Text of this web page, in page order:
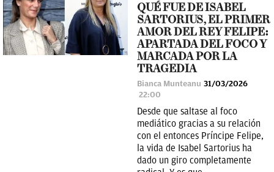
QUÉ FUE DE ISABEL
SARTORIUS, EL PRIMER
AMOR DEL REY FELIPE:
APARTADA DEL FOCO Y
MARCADA POR LA
TRAGEDIA
Bianca Munteanu 31/03/2026
22:00
Desde que saltase al foco
mediático gracias a su relación
con el entonces Príncipe Felipe,
la vida de Isabel Sartorius ha
dado un giro completamente